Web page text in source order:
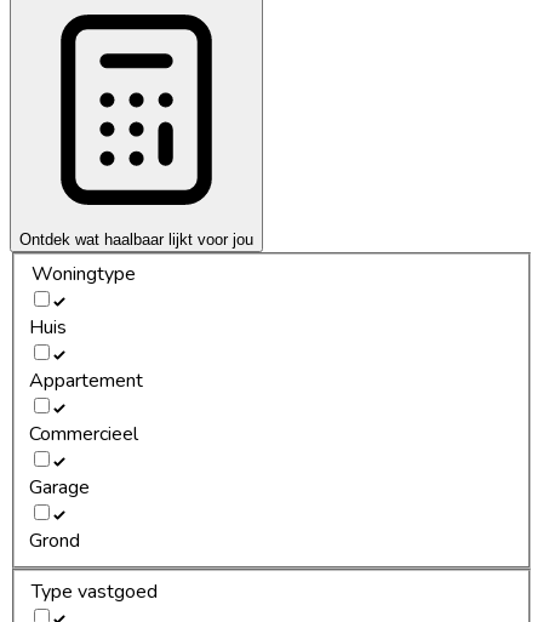
Ontdek wat haalbaar lijkt voor jou
Woningtype
Huis
Appartement
Commercieel
Garage
Grond
Type vastgoed